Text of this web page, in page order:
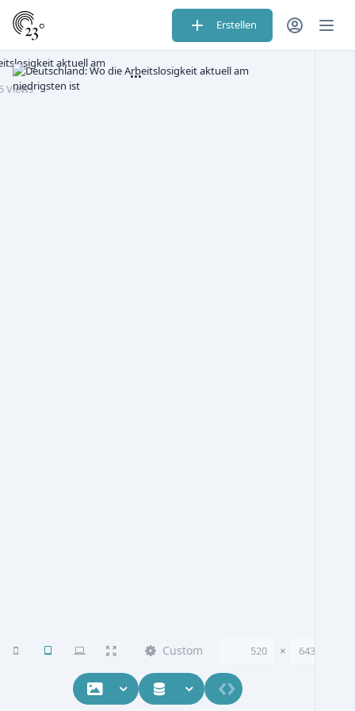
Erstellen
aktuell am
Views
Custom